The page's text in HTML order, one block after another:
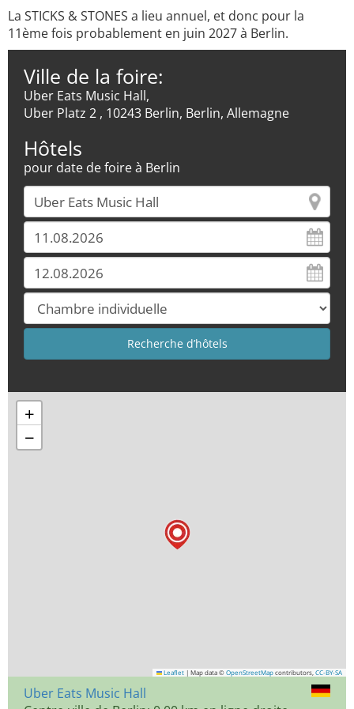
La STICKS & STONES a lieu annuel, et donc pour la
11ème fois probablement en juin 2027 à Berlin.
Ville de la foire:
Uber Eats Music Hall,
Uber Platz 2 , 10243 Berlin, Berlin, Allemagne
Hôtels
pour date de foire à Berlin
+
−
Leaflet | Map data © OpenStreetMap contributors, CC-BY-SA
Uber Eats Music Hall